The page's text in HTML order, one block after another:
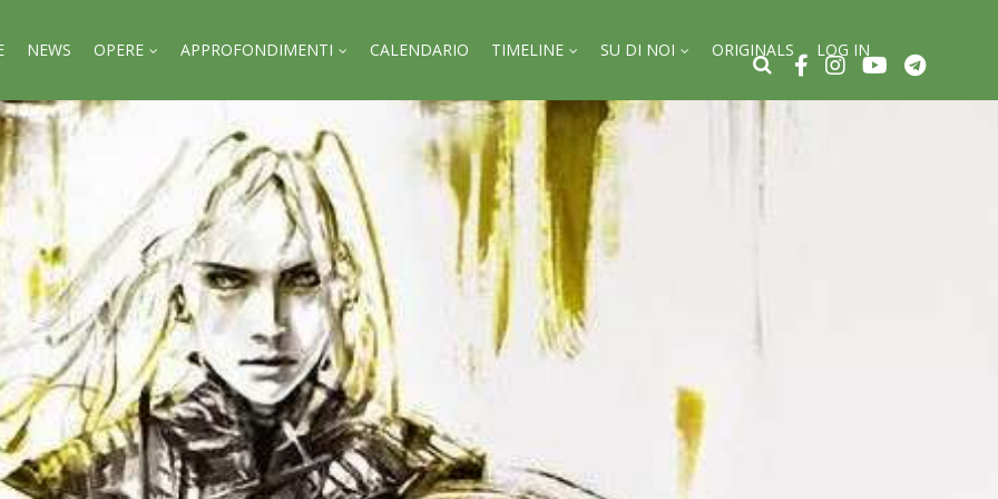
NEWS OPERE APPROFONDIMENTI CALENDARIO TIMELINE SU DI NOI ORIGINALS LOG IN